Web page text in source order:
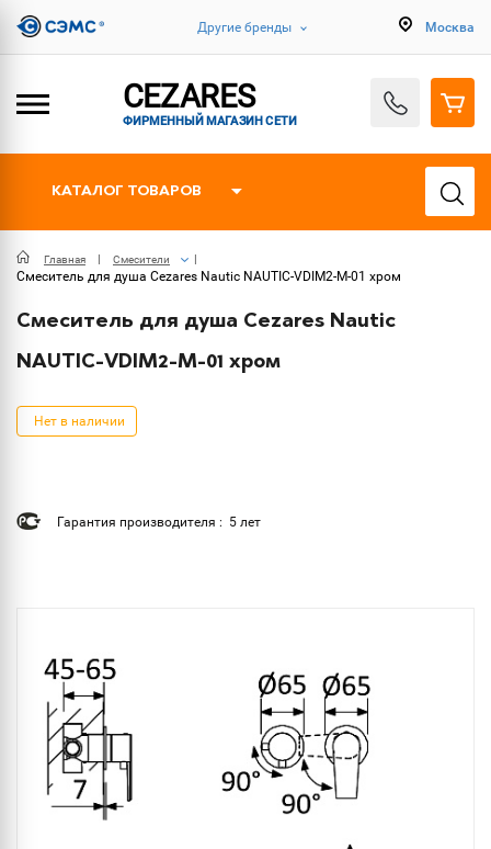
Другие бренды Москва
CEZARES
ФИРМЕННЫЙ МАГАЗИН СЕТИ
КАТАЛОГ ТОВАРОВ
Главная Смесители
Смеситель для душа Cezares Nautic NAUTIC-VDIM2-M-01 хром
Смеситель для душа Cezares Nautic
NAUTIC-VDIM2-M-01 хром
Нет в наличии
Гарантия производителя : 5 лет